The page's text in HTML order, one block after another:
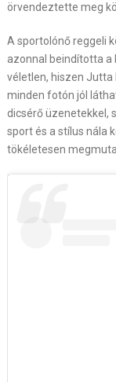
örvendeztette meg
A sportolónő reggeli
azonnal beindította a
véletlen, hiszen
minden fotón jól
dicsérő üzenetekkel,
sport és a stílus nála
tökéletesen